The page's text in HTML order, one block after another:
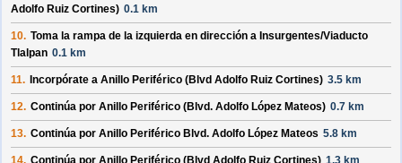
Adolfo Ruiz Cortines) 0.1 km
10. Toma la rampa de la izquierda en dirección a Insurgentes/Viaducto
Tlalpan 0.1 km
11. Incorpórate a Anillo Periférico (Blvd Adolfo Ruiz Cortines) 3.5 km
12. Continúa por Anillo Periférico (Blvd. Adolfo López Mateos) 0.7 km
13. Continúa por Anillo Periférico Blvd. Adolfo López Mateos 5.8 km